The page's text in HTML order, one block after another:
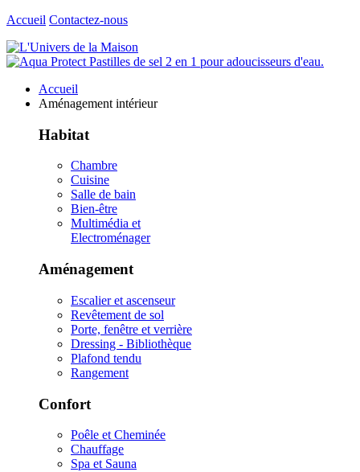
Accueil Contactez-nous
Accueil
Aménagement intérieur
Habitat
Chambre
Cuisine
Salle de bain
Bien-être
Multimédia et
Electroménager
Aménagement
Escalier et ascenseur
Revêtement de sol
Porte, fenêtre et verrière
Dressing - Bibliothèque
Plafond tendu
Rangement
Confort
Poêle et Cheminée
Chauffage
Spa et Sauna